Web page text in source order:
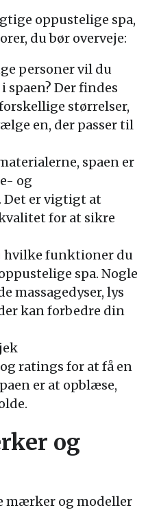
oppustelige spa,
du bør overveje:
personer vil du
spaen? Der findes
størrelser,
en, der passer til
spaen er
og
er vigtigt at
for at sikre
hvilke funktioner du
spa. Nogle
massagedyser, lys
kan forbedre din
ratings for at få en
er at opblæse,
og
mærker og modeller